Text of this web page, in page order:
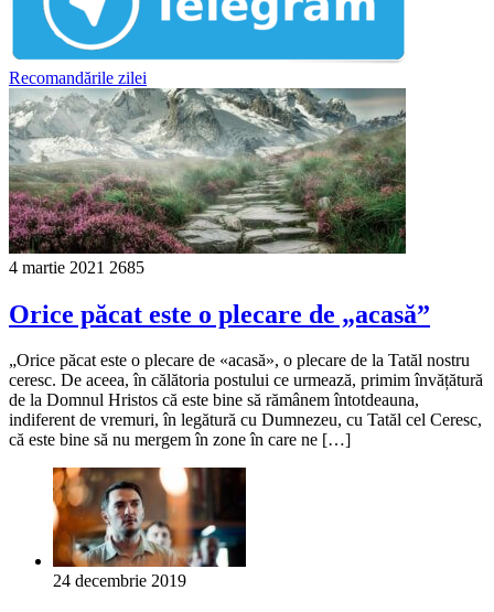
Recomandările zilei
4 martie 2021 2685
Orice păcat este o plecare de „acasă”
„Orice păcat este o plecare de «acasă», o plecare de la Tatăl nostru
ceresc. De aceea, în călătoria postului ce urmează, primim învățătură
de la Domnul Hristos că este bine să rămânem întotdeauna,
indiferent de vremuri, în legătură cu Dumnezeu, cu Tatăl cel Ceresc,
că este bine să nu mergem în zone în care ne […]
24 decembrie 2019